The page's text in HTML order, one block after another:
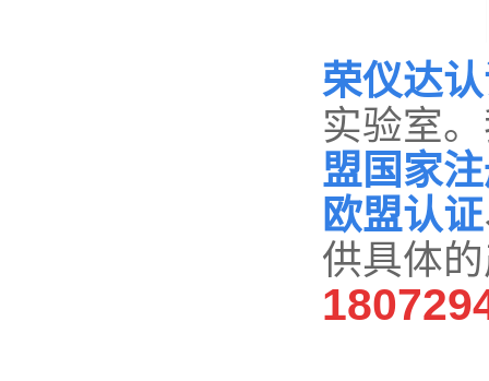
荣仪达
实验室
盟国家
欧盟认证
供具体